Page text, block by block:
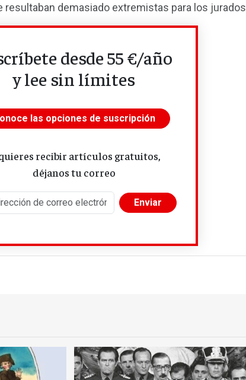
resultaban demasiado extremistas para los jurados
Robinson [a partir de...
desde 55 €/año
y lee sin límites
las opciones de suscripción
recibir artículos gratuitos,
déjanos tu correo